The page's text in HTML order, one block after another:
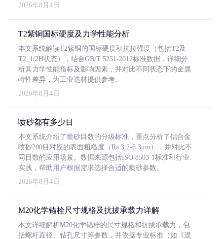
2026年8月4日
T2紫铜国标硬度及力学性能分析
本文系统解读T2紫铜的国标硬度和抗拉强度（包括T2及
T2_1/2H状态），结合GB/T 5231-2012标准数据，详细分
析其力学性能指标及影响因素，并对比不同状态下的金属
特性差异，为工业选材提供参考。
2026年8月4日
喷砂都有多少目
本文系统介绍了喷砂目数的分级标准，重点分析了铝合金
喷砂200目对应的表面粗糙度（Ra 3.2-6.3μm），并对比不
同目数的应用场景。数据来源包括ISO 8503-1标准和行业
实践，帮助用户根据需求选择合适的喷砂参数。
2026年8月4日
M20化学锚栓尺寸规格及抗拔承载力详解
本文详细解析M20化学锚栓的尺寸规格和抗拔承载力，包
括螺杆直径、钻孔尺寸等参数，并依据专业标准（如《混